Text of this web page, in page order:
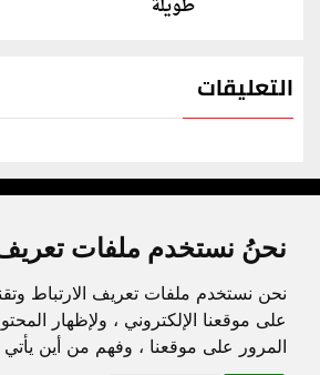
نحنُ نستخدم ملفات تعريف
نحن نستخدم ملفات تعريف الارتباط
على موقعنا الإلكتروني ، ولإظهار
المرور على موقعنا ، وفهم من أين يأتي
طويلة
التعليقات
جميع الحقوق محفوظة لدنيا الوطن © 2003 - 2022